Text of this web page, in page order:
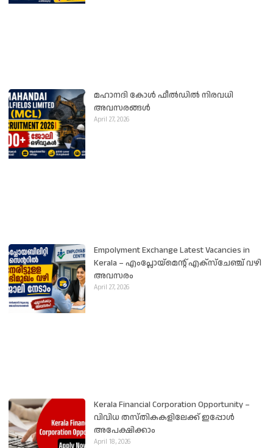
മഹാനദി കോൾ ഫീൽഡിൽ നിരവധി
അവസരങ്ങൾ
April 27, 2026
Empolyment Exchange Latest Vacancies in
Kerala – എംപ്ലോയ്‌മെന്റ് എക്സ്ചേഞ്ച് വഴി
അവസരം
April 27, 2026
Kerala Financial Corporation Opportunity –
വിവിധ തസ്തികകളിലേക്ക് ഇപ്പോൾ
അപേക്ഷിക്കാം
April 18, 2026